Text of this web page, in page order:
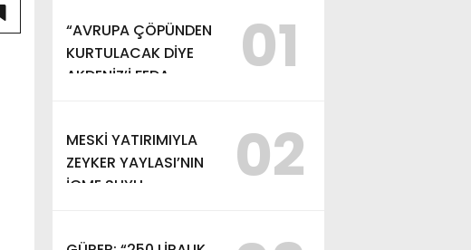
“AVRUPA ÇÖPÜNDEN
KURTULACAK DİYE
AKDENİZ’İ FEDA
01
MESKİ YATIRIMIYLA
ZEYKER YAYLASI’NIN
İÇME SUYU
02